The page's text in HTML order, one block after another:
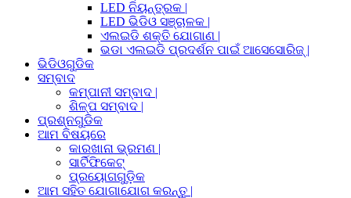
LED ନିୟନ୍ତ୍ରକ |
LED ଭିଡିଓ ସଞ୍ଚାଳକ |
ଏଲଇଡି ଶକ୍ତି ଯୋଗାଣ |
ଭଡା ଏଲଇଡି ପ୍ରଦର୍ଶନ ପାଇଁ ଆସେସୋରିଜ୍ |
ଭିଡିଓଗୁଡିକ
ସମ୍ବାଦ
କମ୍ପାନୀ ସମ୍ବାଦ |
ଶିଳ୍ପ ସମ୍ବାଦ |
ପ୍ରଶ୍ନଗୁଡିକ
ଆମ ବିଷୟରେ
କାରଖାନା ଭ୍ରମଣ |
ସାର୍ଟିଫିକେଟ୍
ପ୍ରୟୋଗଗୁଡ଼ିକ
ଆମ ସହିତ ଯୋଗାଯୋଗ କରନ୍ତୁ |